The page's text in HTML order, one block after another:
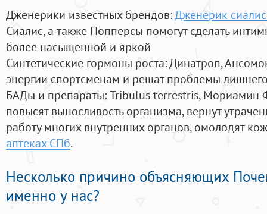
Дженерики известных брендов:Дженерик
Сиалис, а также Попперсы помогут сделать
более насыщенной и яркой
Синтетические гормоны роста: Динатроп,
энергии спортсменам и решат проблемы
БАДы и препараты:Tribulus terrestris, Мориамин
повысят выносливость организма, вернут
работу многих внутренних органов, омолодят
аптеках СПб.
Несколько причино объясняющих
именно у нас?